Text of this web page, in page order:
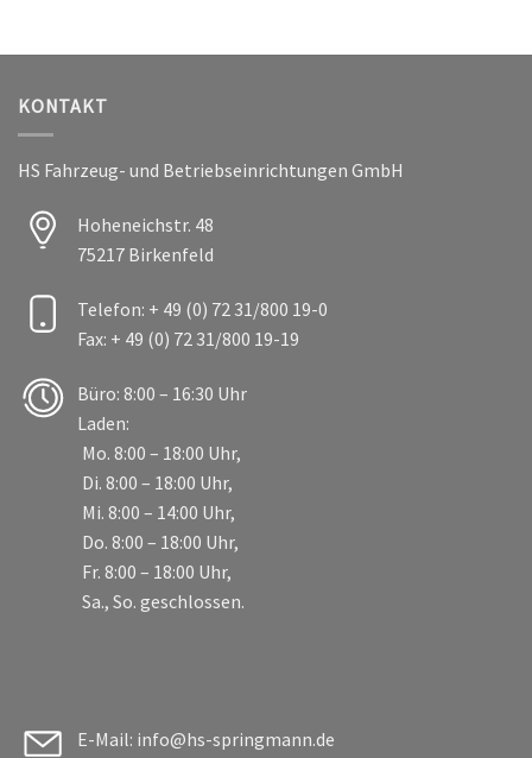
KONTAKT
HS Fahrzeug- und Betriebseinrichtungen GmbH
Hoheneichstr. 48
75217 Birkenfeld
Telefon: + 49 (0) 72 31/800 19-0
Fax: + 49 (0) 72 31/800 19-19
Büro: 8:00 – 16:30 Uhr
Laden:
Mo. 8:00 – 18:00 Uhr,
Di. 8:00 – 18:00 Uhr,
Mi. 8:00 – 14:00 Uhr,
Do. 8:00 – 18:00 Uhr,
Fr. 8:00 – 18:00 Uhr,
Sa., So. geschlossen.
E-Mail: info@hs-springmann.de